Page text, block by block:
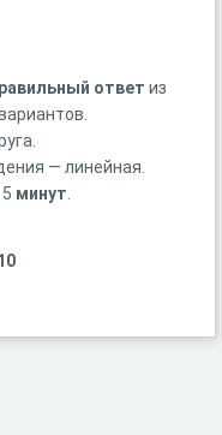
ответ из
— линейная.
минут